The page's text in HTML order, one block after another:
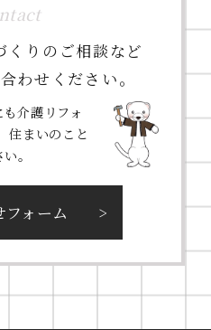
くりのご相談など
わせください。
介護リフォ
住まいのこと
。
フォーム